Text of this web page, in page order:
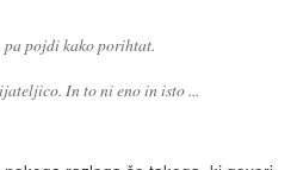
pojdi kako porihtat.
In to ni eno in isto ...